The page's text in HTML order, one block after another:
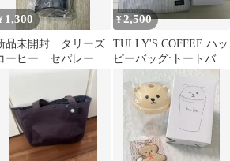
1,300
品未開封 タリーズ
ーヒー セパレート
クリアボトル 500㎖
¥2,500
TULLY'S COFFEE ハッ
ピーバッグ:トートバッ